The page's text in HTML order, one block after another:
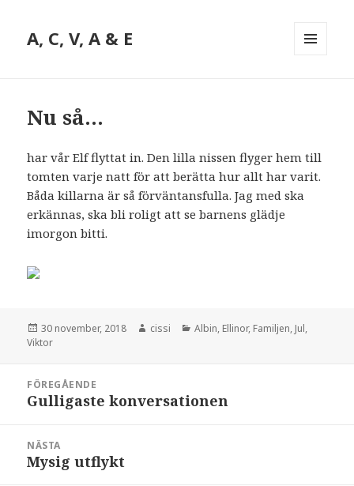
A, C, V, A & E
Nu så…
har vår Elf flyttat in. Den lilla nissen flyger hem till
tomten varje natt för att berätta hur allt har varit.
Båda killarna är så förväntansfulla. Jag med ska
erkännas, ska bli roligt att se barnens glädje
imorgon bitti.
Postat
30 november, 2018 Författare
cissi Kategorier
Albin, Ellinor, Familjen, Jul,
Viktor
FÖREGÅENDE
Föregående
Gulligaste konversationen
NÄSTA
Nästa
Mysig utflykt